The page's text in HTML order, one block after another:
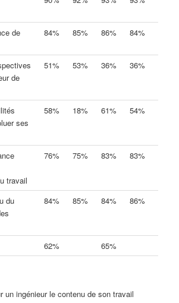
de
84% 85% 86% 84%
de
51% 53% 36% 36%
ses
58% 18% 61% 54%
travail
76% 75% 83% 83%
du
84% 85% 84% 86%
62% 65%
un ingénieur le contenu de son travail